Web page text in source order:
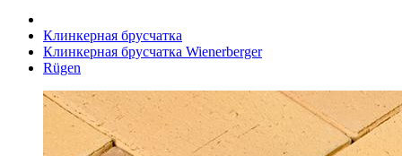
Клинкерная брусчатка
Клинкерная брусчатка Wienerberger
Rügen